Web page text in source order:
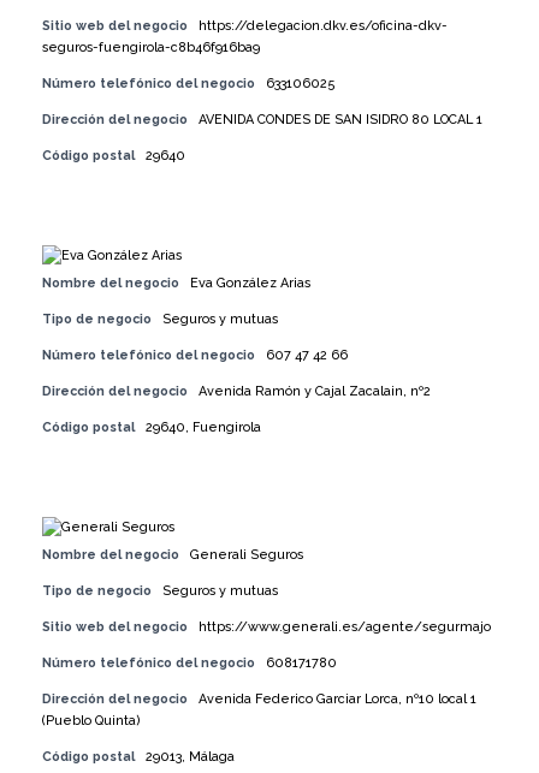
Sitio web del negocio
https://delegacion.dkv.es/oficina-dkv-
seguros-fuengirola-c8b46f916ba9
Número telefónico del negocio 633106025
Dirección del negocio AVENIDA CONDES DE SAN ISIDRO 80 LOCAL 1
Código postal 29640
Nombre del negocio Eva González Arias
Tipo de negocio Seguros y mutuas
Número telefónico del negocio 607 47 42 66
Dirección del negocio Avenida Ramón y Cajal Zacalain, nº2
Código postal 29640, Fuengirola
Nombre del negocio Generali Seguros
Tipo de negocio Seguros y mutuas
Sitio web del negocio https://www.generali.es/agente/segurmajo
Número telefónico del negocio 608171780
Dirección del negocio
Avenida Federico Garciar Lorca, nº10 local 1
(Pueblo Quinta)
Código postal 29013, Málaga